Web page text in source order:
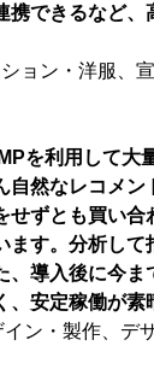
携できるなど、
ョン・洋服、
を利用して大
自然なレコメン
せずとも買い合
ます。分析して
、導入後に今ま
、安定稼働が素
イン・製作、デ